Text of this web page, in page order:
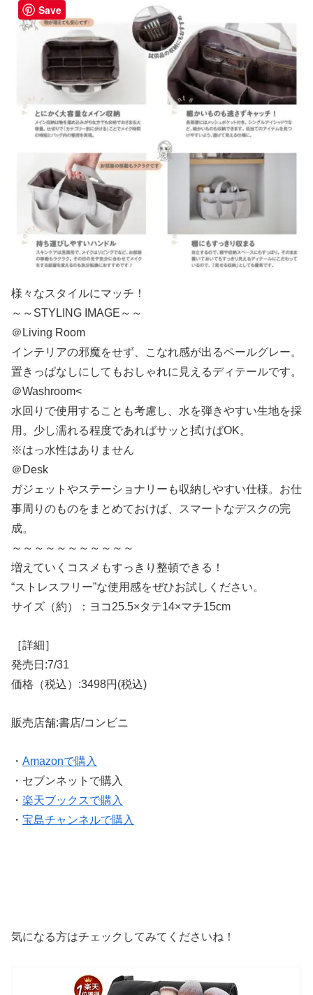
様々なスタイルにマッチ！
～～STYLING IMAGE～～
＠Living Room
インテリアの邪魔をせず、こなれ感が出るペールグレー。
置きっぱなしにしてもおしゃれに見えるディテールです。
＠Washroom<
水回りで使用することも考慮し、水を弾きやすい生地を採
用。少し濡れる程度であればサッと拭けばOK。
※はっ水性はありません
＠Desk
ガジェットやステーショナリーも収納しやすい仕様。お仕
事周りのものをまとめておけば、スマートなデスクの完
成。
～～～～～～～～～～～
増えていくコスメもすっきり整頓できる！
“ストレスフリー”な使用感をぜひお試しください。
サイズ（約）：ヨコ25.5×タテ14×マチ15cm
［詳細］
発売日:7/31
価格（税込）:3498円(税込)
販売店舗:書店/コンビニ
・ Amazonで購入
・セブンネットで購入
・ 楽天ブックスで購入
・ 宝島チャンネルで購入
気になる方はチェックしてみてくださいね！
Save